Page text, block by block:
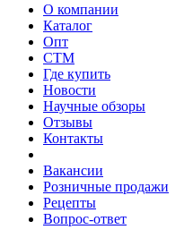
О компании
Каталог
Опт
СТМ
Где купить
Новости
Научные обзоры
Отзывы
Контакты
Вакансии
Розничные продажи
Рецепты
Вопрос-ответ